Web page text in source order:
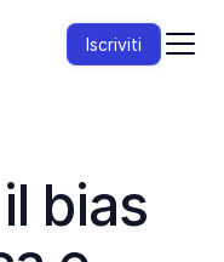
bias
Iscriviti